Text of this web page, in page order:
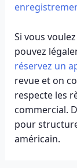
Si vous
pouvez
réservez un
revue et on
respecte les
commercial.
pour
américain.